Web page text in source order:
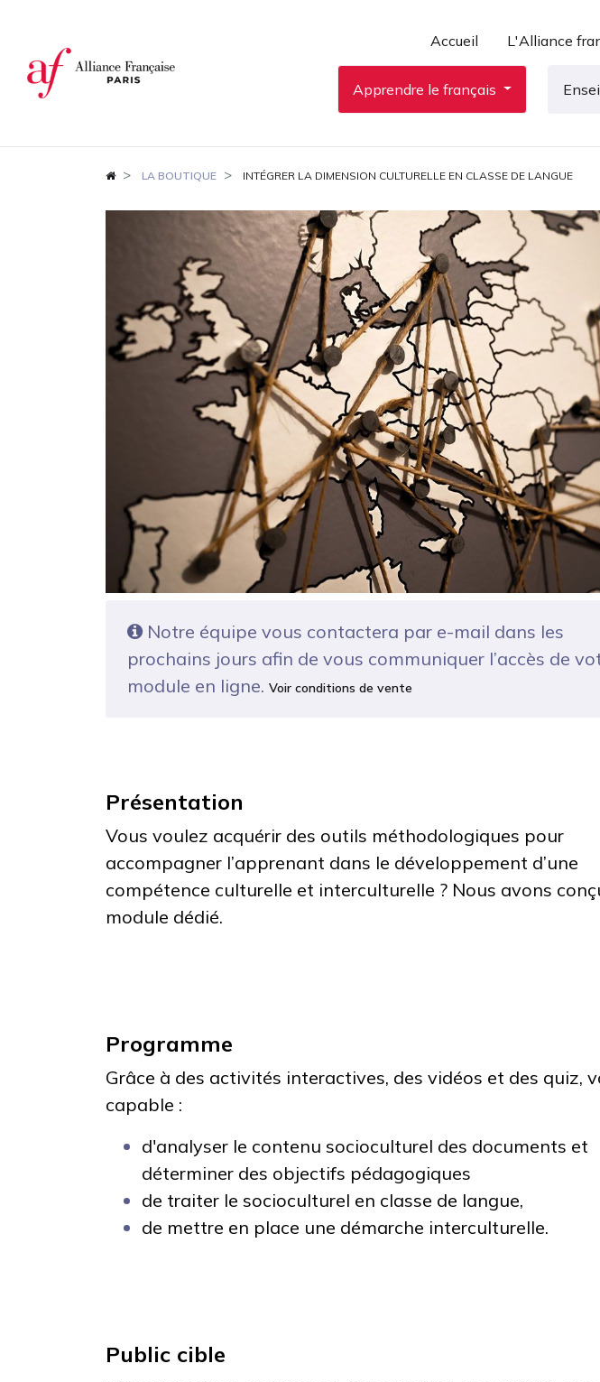
Accueil L'Alliance
Apprendre le français
LA BOUTIQUE INTÉGRER LA DIMENSION CULTURELLE EN CLASSE DE LANGUE
Notre équipe vous contactera par e-mail dans les
prochains jours afin de vous communiquer l’accès de
module en ligne. Voir conditions de vente
Présentation
Vous voulez acquérir des outils méthodologiques pour
accompagner l’apprenant dans le développement d’une
compétence culturelle et interculturelle ? Nous avons
module dédié.
Programme
Grâce à des activités interactives, des vidéos et des quiz,
capable :
d'analyser le contenu socioculturel des documents et
déterminer des objectifs pédagogiques
de traiter le socioculturel en classe de langue,
de mettre en place une démarche interculturelle.
Public cible